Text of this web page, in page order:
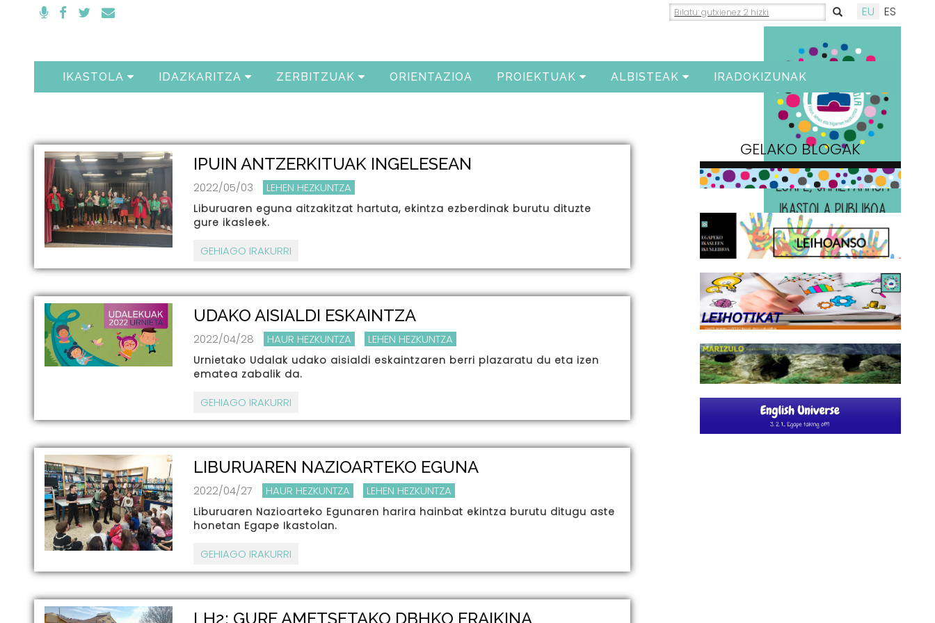
EU ES
IKASTOLA IDAZKARITZA ZERBITZUAK ORIENTAZIOA PROIEKTUAK ALBISTEAK IRADOKIZUNAK
IPUIN ANTZERKITUAK INGELESEAN
2022/05/03 LEHEN HEZKUNTZA
Liburuaren eguna aitzakitzat hartuta, ekintza ezberdinak burutu dituzte
gure ikasleek.
GEHIAGO IRAKURRI
UDAKO AISIALDI ESKAINTZA
2022/04/28 HAUR HEZKUNTZA LEHEN HEZKUNTZA
Urnietako Udalak udako aisialdi eskaintzaren berri plazaratu du eta izen
ematea zabalik da.
GEHIAGO IRAKURRI
LIBURUAREN NAZIOARTEKO EGUNA
2022/04/27 HAUR HEZKUNTZA LEHEN HEZKUNTZA
Liburuaren Nazioarteko Egunaren harira hainbat ekintza burutu ditugu aste
honetan Egape Ikastolan.
GEHIAGO IRAKURRI
LH2: GURE AMETSETAKO DBHKO ERAIKINA
GELAKO BLOGAK